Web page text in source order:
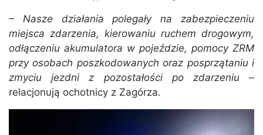
– Nasze działania polegały na zabezpieczeniu
miejsca zdarzenia, kierowaniu ruchem drogowym,
odłączeniu akumulatora w pojeździe, pomocy ZRM
przy osobach poszkodowanych oraz posprzątaniu i
zmyciu jezdni z pozostałości po zdarzeniu–
relacjonują ochotnicy z Zagórza.